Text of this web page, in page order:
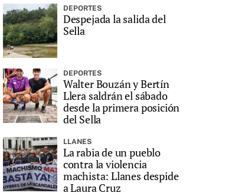
DEPORTES
Despejada la salida del
Sella
DEPORTES
Walter Bouzán y Bertín
Llera saldrán el sábado
desde la primera posición
del Sella
LLANES
La rabia de un pueblo
contra la violencia
machista: Llanes despide
a Laura Cruz